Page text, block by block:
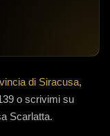
di Siracusa,
o scrivimi su
Scarlatta.